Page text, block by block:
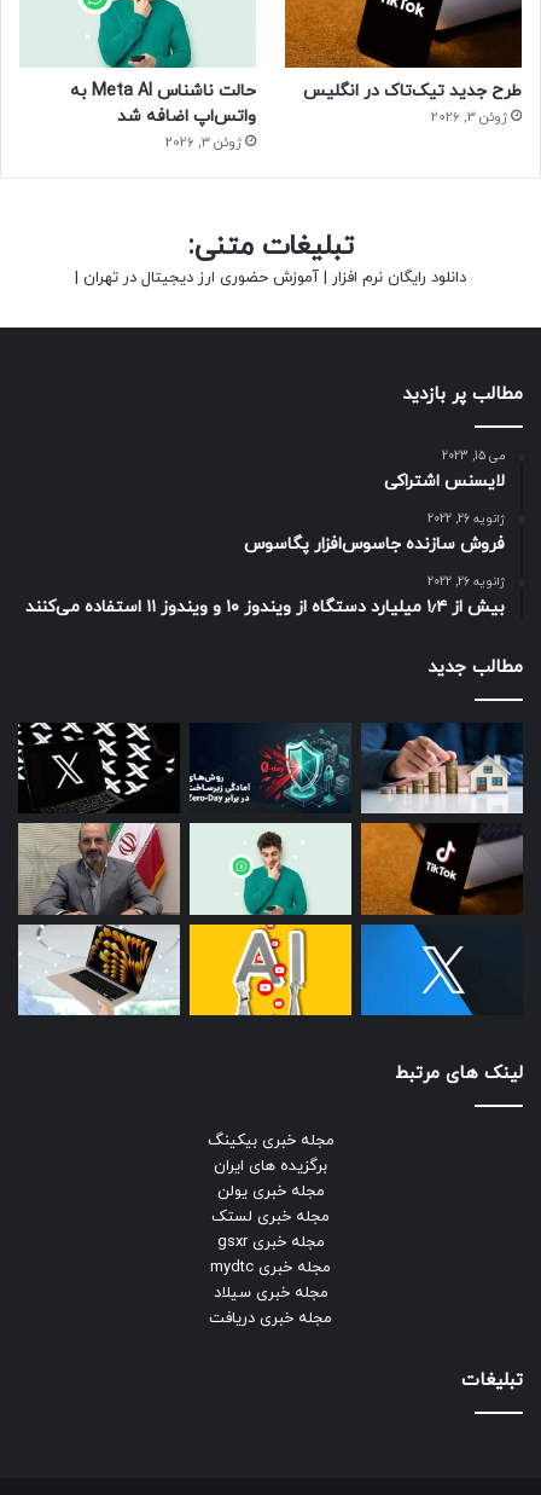
طرح جدید تیک‌تاک در انگلیس
ژوئن 3, 2026
حالت ناشناس Meta AI به
واتس‌اپ اضافه شد
ژوئن 3, 2026
تبلیغات متنی:
دانلود رایگان نرم افزار | آموزش حضوری ارز دیجیتال در تهران |
مطالب پر بازدید
می 15, 2023
لایسنس اشتراکی
ژانویه 26, 2022
فروش سازنده جاسوس‌افزار پگاسوس
ژانویه 26, 2022
بیش از ۱٫۴ میلیارد دستگاه از ویندوز ۱۰ و ویندوز ۱۱ استفاده می‌کنند
مطالب جدید
لینک های مرتبط
مجله خبری بیکینگ
برگزیده های ایران
مجله خبری یولن
مجله خبری لستک
مجله خبری gsxr
مجله خبری mydtc
مجله خبری سیلاد
مجله خبری دریافت
تبلیغات